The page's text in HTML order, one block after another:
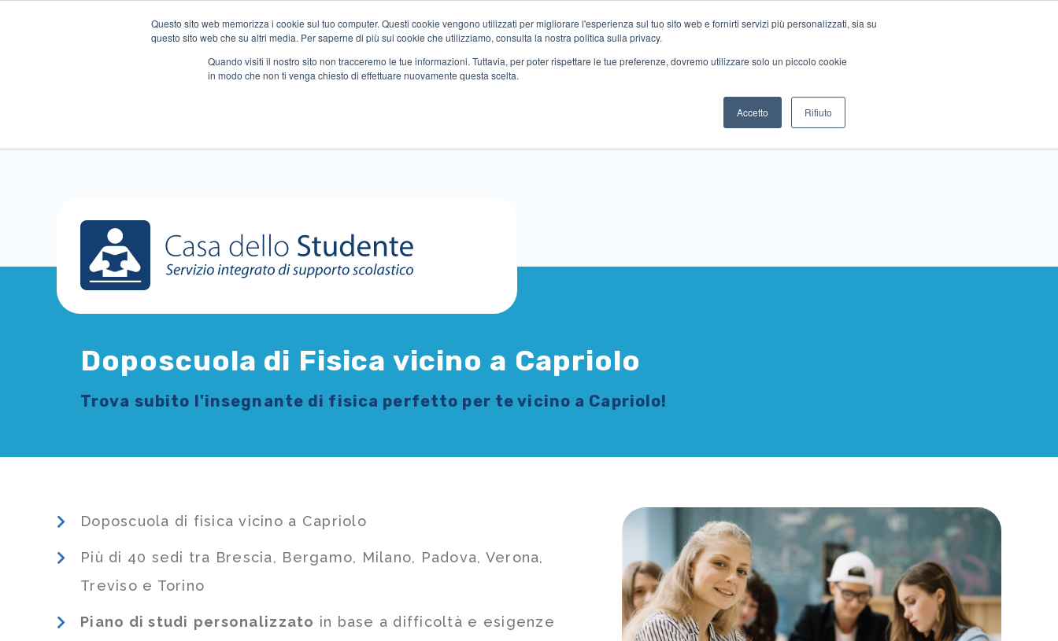
Questo sito web memorizza i cookie sul tuo computer. Questi cookie vengono utilizzati per migliorare l'esperienza sul tuo sito web e fornirti servizi più personalizzati, sia su
questo sito web che su altri media. Per saperne di più sui cookie che utilizziamo, consulta la nostra politica sulla privacy.
Quando visiti il ​​nostro sito non tracceremo le tue informazioni. Tuttavia, per poter rispettare le tue preferenze, dovremo utilizzare solo un piccolo cookie
in modo che non ti venga chiesto di effettuare nuovamente questa scelta.
Accetto Rifiuto
Doposcuola di Fisica vicino a Capriolo
Trova subito l'insegnante di fisica perfetto per te vicino a Capriolo!
Doposcuola di fisica vicino a Capriolo
Più di 40 sedi tra Brescia, Bergamo, Milano, Padova, Verona,
Treviso e Torino
Piano di studi personalizzato in base a difficoltà e esigenze